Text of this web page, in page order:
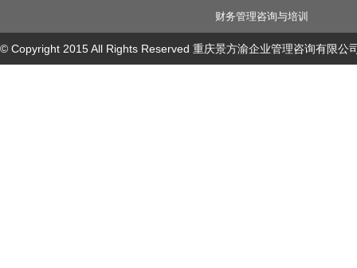
财务管理咨询与培训
© Copyright 2015 All Rights Reserved 重庆景方渝企业管理咨询有限公